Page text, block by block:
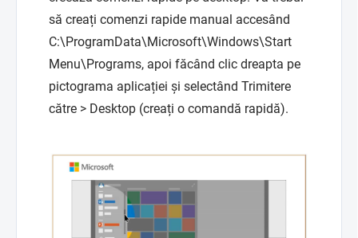
să creați comenzi rapide manual accesând
C:\ProgramData\Microsoft\Windows\Start
Menu\Programs, apoi făcând clic dreapta pe
pictograma aplicației și selectând Trimitere
către > Desktop (creați o comandă rapidă).